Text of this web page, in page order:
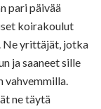
pari päivää
koirakoulut
Ne yrittäjät, jotka
ja saaneet sille
vahvemmilla.
ne täytä